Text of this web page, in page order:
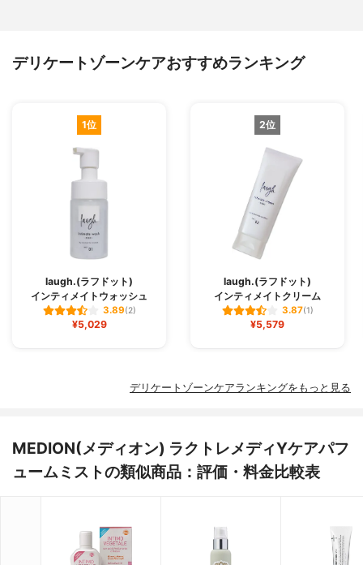
デリケートゾーンケアおすすめランキング
1位
laugh.(ラフドット)
インティメイトウォッシュ
3.89(2)
¥5,029
2位
laugh.(ラフドット)
インティメイトクリーム
3.87(1)
¥5,579
デリケートゾーンケアランキングをもっと見る
MEDION(メディオン) ラクトレメディYケアパフ
ュームミストの類似商品：評価・料金比較表